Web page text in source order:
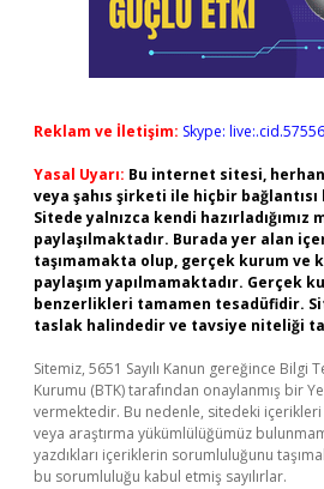
Reklam ve İletişim: Skype:
Yasal Uyarı: Bu internet sitesi,
veya şahıs şirketi ile hiçbir
Sitede yalnızca kendi hazırladığımız
paylaşılmaktadır. Burada yer alan
taşımamakta olup, gerçek kurum ve
paylaşım yapılmamaktadır. Gerçek
benzerlikleri tamamen tesadüfidir.
taslak halindedir ve tavsiye niteliği
Sitemiz, 5651 Sayılı Kanun gereğince Bilgi
Kurumu (BTK) tarafından onaylanmış bir
vermektedir. Bu nedenle, sitedeki
veya araştırma yükümlülüğümüz
yazdıkları içeriklerin sorumluluğunu
bu sorumluluğu kabul etmiş sayılırlar.